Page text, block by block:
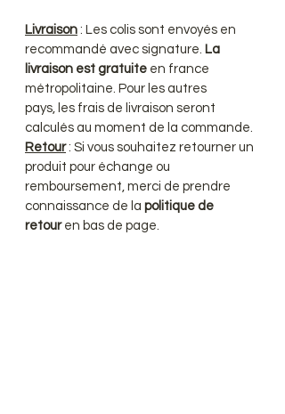
Livraison : Les colis sont envoyés en
recommandé avec signature. La
livraison est gratuite en france
métropolitaine. Pour les autres
pays, les frais de livraison seront
calculés au moment de la commande.
Retour: Si vous souhaitez retourner un
produit pour échange ou
remboursement, merci de prendre
connaissance de la politique de
retour en bas de page.